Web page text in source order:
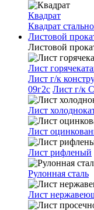
Квадрат
Квадрат
Листовой
Листовой
Лист
Лист г/к
09г2с Лист г/к
Лист
Лист
Лист рифленый
Рулонная сталь
Лист